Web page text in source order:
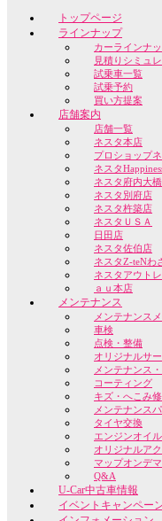
トップページ
ラインナップ
カーラインナ
見積りシミュ
試乗車一覧
試乗予約
買い方提案
店舗案内
店舗一覧
ネスタ本店
プロショップ
ネスタ
ネスタ府内大
ネスタ別府店
ネスタ杵築店
ネスタＵＳＡ
日田店
ネスタ佐伯店
ネスタZ-teNわ
ネスタアウト
ａｕ本店
メンテナンス
メンテナンス
車検
点検・整備
オリジナルサ
メンテナンス
コーティング
キズ・へこみ
メンテナンス
タイヤ交換
エンジンオイ
オリジナルア
マップオンデ
Q&A
U-Car中古車情報
イベントキャンペー